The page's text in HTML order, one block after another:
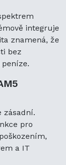
integruje
znamená, že
bez
zásadní.
pro
a IT